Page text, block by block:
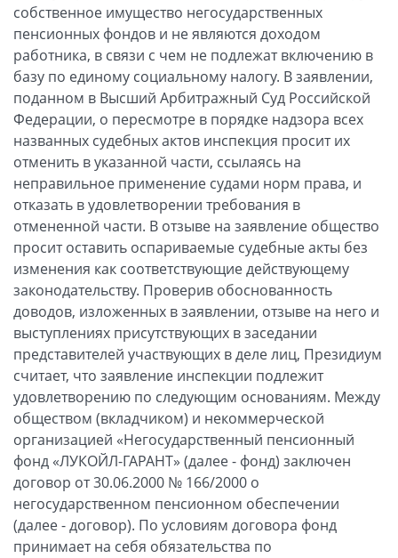
собственное имущество негосударственных
пенсионных фондов и не являются доходом
работника, в связи с чем не подлежат включению в
базу по единому социальному налогу. В заявлении,
поданном в Высший Арбитражный Суд Российской
Федерации, о пересмотре в порядке надзора всех
названных судебных актов инспекция просит их
отменить в указанной части, ссылаясь на
неправильное применение судами норм права, и
отказать в удовлетворении требования в
отмененной части. В отзыве на заявление общество
просит оставить оспариваемые судебные акты без
изменения как соответствующие действующему
законодательству. Проверив обоснованность
доводов, изложенных в заявлении, отзыве на него и
выступлениях присутствующих в заседании
представителей участвующих в деле лиц, Президиум
считает, что заявление инспекции подлежит
удовлетворению по следующим основаниям. Между
обществом (вкладчиком) и некоммерческой
организацией «Негосударственный пенсионный
фонд «ЛУКОЙЛ-ГАРАНТ» (далее - фонд) заключен
договор от 30.06.2000 № 166/2000 о
негосударственном пенсионном обеспечении
(далее - договор). По условиям договора фонд
принимает на себя обязательства по